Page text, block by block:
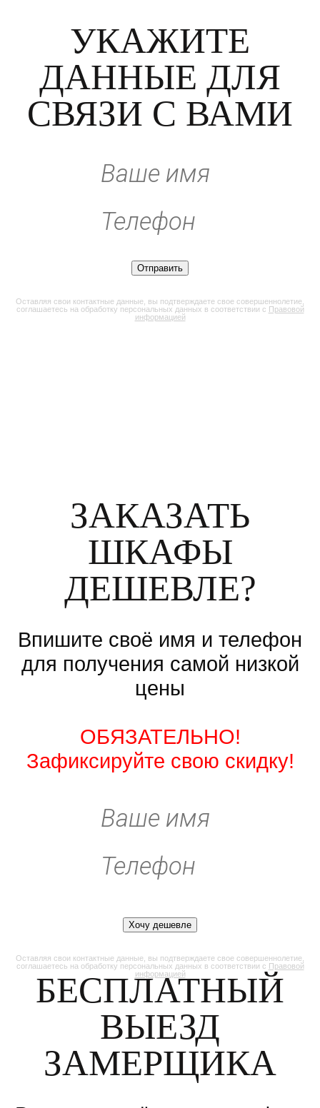
УКАЖИТЕ
ДАННЫЕ ДЛЯ
СВЯЗИ С ВАМИ
Оставляя свои контактные данные, вы подтверждаете свое совершеннолетие,
соглашаетесь на обработку персональных данных в соответствии с Правовой
информацией
ЗАКАЗАТЬ
ШКАФЫ
ДЕШЕВЛЕ?
Впишите своё имя и телефон
для получения самой низкой
цены
ОБЯЗАТЕЛЬНО!
Зафиксируйте свою скидку!
Оставляя свои контактные данные, вы подтверждаете свое совершеннолетие,
соглашаетесь на обработку персональных данных в соответствии с Правовой
информацией
БЕСПЛАТНЫЙ
ВЫЕЗД
ЗАМЕРЩИКА